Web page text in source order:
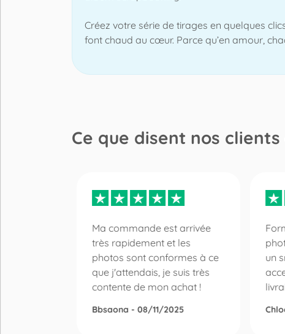
Créez votre série de tirages en quelques
font chaud au cœur. Parce qu’en amour,
Ce que disent nos
Ma commande est arrivée
très rapidement et les
photos sont conformes à ce
que j'attendais, je suis très
contente de mon achat !
Bbsaona - 08/11/2025
un